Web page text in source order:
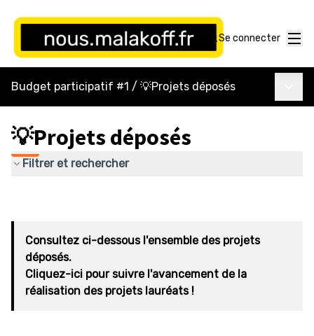
Se connecter
Budget participatif #1 / 💡Projets déposés
💡Projets déposés
Filtrer et rechercher
Consultez ci-dessous l'ensemble des projets
déposés.
Cliquez-ici pour suivre l'avancement de la
réalisation des projets lauréats !